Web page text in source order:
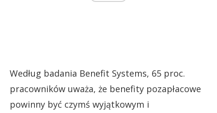
Według badania Benefit Systems, 65 proc.
pracowników uważa, że benefity pozapłacowe
powinny być czymś wyjątkowym i